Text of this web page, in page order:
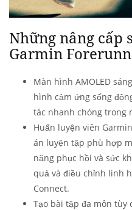
Những nâng cấp
Garmin
Màn hình AMOLED
hình cảm ứng sống
tác nhanh chóng trong
Huấn luyện viên
án luyện tập phù hợp
năng phục hồi và sức
quả và điều chỉnh linh
Connect.
Tạo bài tập đa môn tùy